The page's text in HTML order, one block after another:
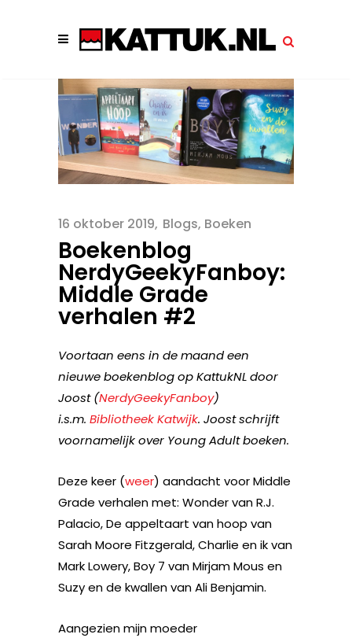
16 oktober 2019 Blogs, Boeken
Boekenblog
NerdyGeekyFanboy:
Middle Grade
verhalen #2
Voortaan eens in de maand een
nieuwe boekenblog op KattukNL door
Joost (NerdyGeekyFanboy)
i.s.m. Bibliotheek Katwijk. Joost schrijft
voornamelijk over Young Adult boeken.
Deze keer (weer) aandacht voor Middle
Grade verhalen met: Wonder van R.J.
Palacio, De appeltaart van hoop van
Sarah Moore Fitzgerald, Charlie en ik van
Mark Lowery, Boy 7 van Mirjam Mous en
Suzy en de kwallen van Ali Benjamin.
Aangezien mijn moeder